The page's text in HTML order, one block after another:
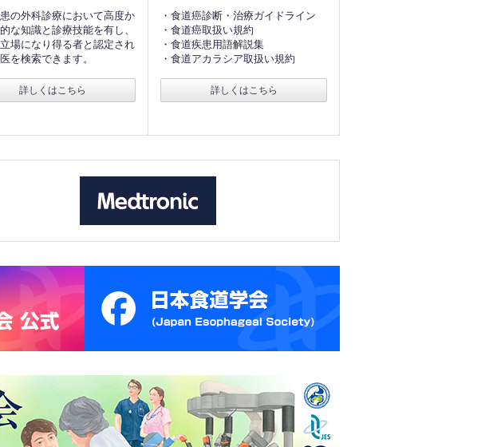
の外科診療において高度か
な知識と診療技能を有し、
場になり得る者と認定され
を検索できます。
詳しくはこちら
・食道癌診断・治療ガイドライン
・食道癌取扱い規約
・食道疾患用語解説集
・食道アカラシア取扱い規約
詳しくはこちら